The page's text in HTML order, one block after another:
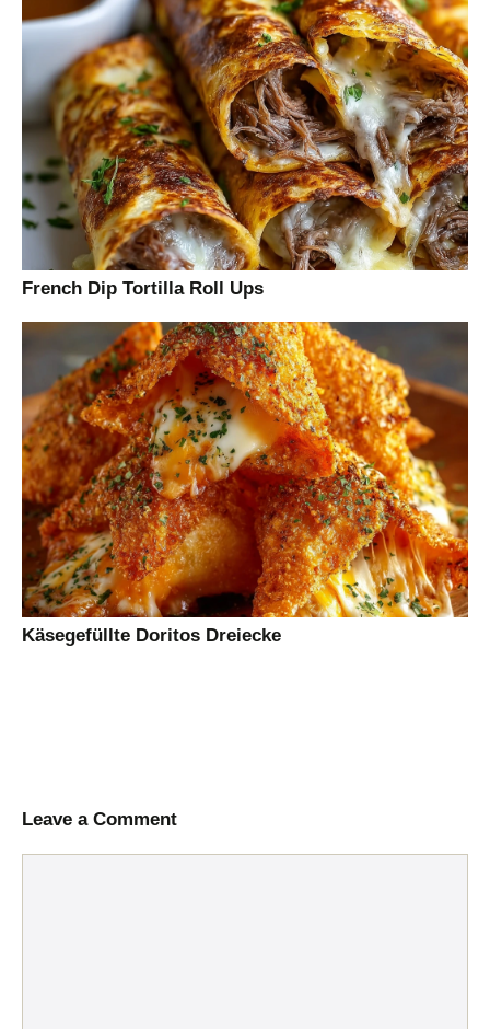
French Dip Tortilla Roll Ups
Käsegefüllte Doritos Dreiecke
Leave a Comment